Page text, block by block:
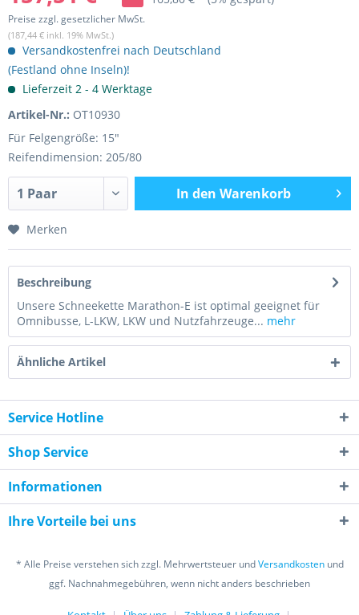
Preise zzgl. gesetzlicher MwSt.
(187,44 € inkl. 19% MwSt.)
Versandkostenfrei nach Deutschland
(Festland ohne Inseln)!
Lieferzeit 2 - 4 Werktage
Artikel-Nr.: OT10930
Für Felgengröße: 15"
Reifendimension: 205/80
In den Warenkorb
Merken
Beschreibung
Unsere Schneekette Marathon-E ist optimal geeignet für
Omnibusse, L-LKW, LKW und Nutzfahrzeuge... mehr
Ähnliche Artikel
Service Hotline
Shop Service
Informationen
Ihre Vorteile bei uns
* Alle Preise verstehen sich zzgl. Mehrwertsteuer undVersandkostenund
ggf. Nachnahmegebühren, wenn nicht anders beschrieben